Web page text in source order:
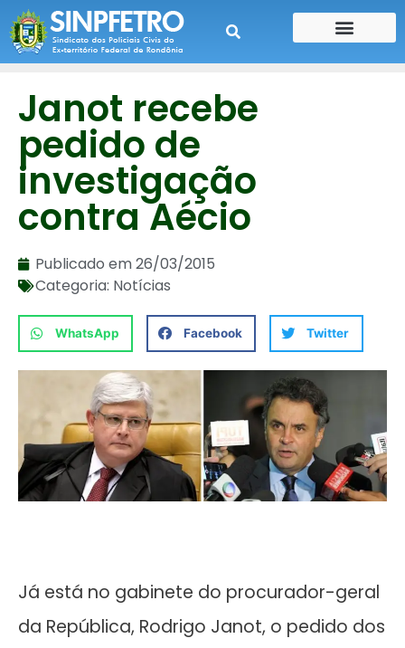
Janot recebe
pedido de
investigação
contra Aécio
Publicado em26/03/2015
Categoria: Notícias
WhatsApp Facebook Twitter
Já está no gabinete do procurador-geral
da República, Rodrigo Janot, o pedido dos